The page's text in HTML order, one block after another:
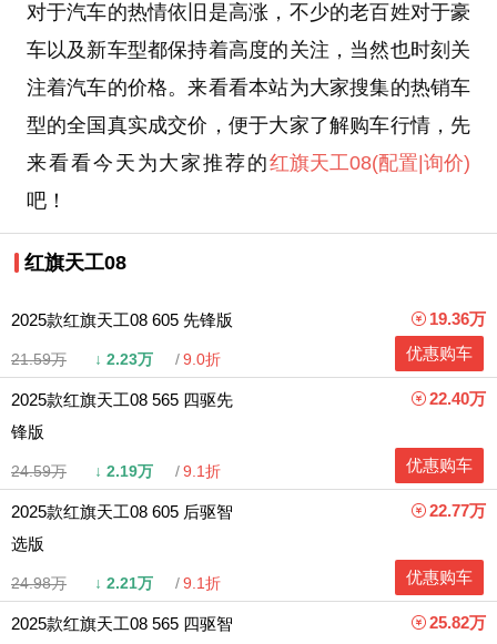
对于汽车的热情依旧是高涨，不少的老百姓对于豪
车以及新车型都保持着高度的关注，当然也时刻关
注着汽车的价格。来看看本站为大家搜集的热销车
型的全国真实成交价，便于大家了解购车行情，先
来看看今天为大家推荐的红旗天工08(配置 |询价)
吧！
红旗天工08
2025款红旗天工08 605 先锋版
21.59万 ↓ 2.23万 9.0折
19.36万
优惠购车
2025款红旗天工08 565 四驱先
锋版
24.59万 ↓ 2.19万 9.1折
22.40万
优惠购车
2025款红旗天工08 605 后驱智
选版
24.98万 ↓ 2.21万 9.1折
22.77万
优惠购车
2025款红旗天工08 565 四驱智
25.82万